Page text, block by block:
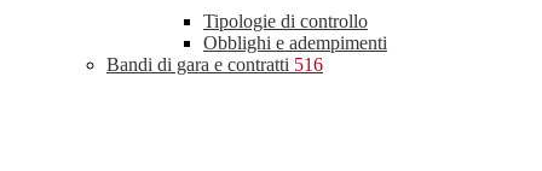
Tipologie di controllo
Obblighi e adempimenti
Bandi di gara e contratti 516